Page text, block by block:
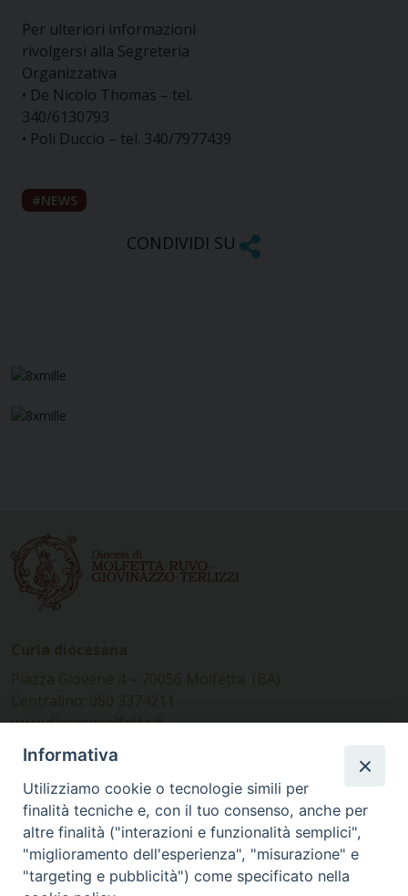
Per ulteriori informazioni
rivolgersi alla Segreteria
Organizzativa
• De Nicolo Thomas – tel.
340/6130793
• Poli Duccio – tel. 340/7977439
NEWS
CONDIVIDI SU
www.diocesimolfetta.it –
diocesimolfetta@pec.chiesacattolica.it
Ufficio Comunicazioni sociali
Piazza Giovene 4 – 70056 Molfetta (BA)
comunicazionisociali@diocesimolfetta.it
Informativa
Utilizziamo cookie o tecnologie simili per
finalità tecniche e, con il tuo consenso, anche per
altre finalità ("interazioni e funzionalità semplici",
"miglioramento dell'esperienza", "misurazione" e
"targeting e pubblicità") come specificato nella